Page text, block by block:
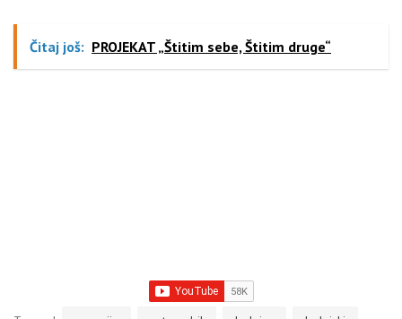
Čitaj još: PROJEKAT „Štitim sebe, Štitim druge“